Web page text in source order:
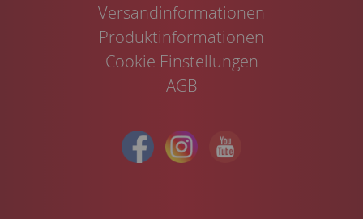
Versandinformationen
Produktinformationen
Cookie Einstellungen
AGB